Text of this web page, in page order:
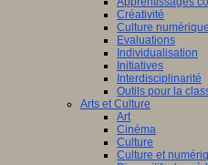
Créativité
Culture numérique
Evaluations
Individualisation
Initiatives
Interdisciplinarité
Outils pour la
Arts et Culture
Art
Cinéma
Culture
Culture et